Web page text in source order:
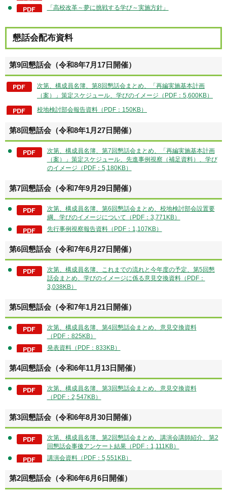
「高校改革～夢に挑戦する学び～実施方針」
懇話会配布資料
第9回懇話会（令和8年7月17日開催）
次第、構成員名簿、第8回懇話会まとめ、「再編実施基本計画
（案）」策定スケジュール、学びのイメージ（PDF：5,600KB）
校地検討部会報告資料（PDF：150KB）
第8回懇話会（令和8年1月27日開催）
次第、構成員名簿、第7回懇話会まとめ、「再編実施基本計画
（案）」策定スケジュール、先進事例視察（補足資料）、学び
のイメージ（PDF：5,180KB）
第7回懇話会（令和7年9月29日開催）
次第、構成員名簿、第6回懇話会まとめ、校地検討部会設置要
綱、学びのイメージについて（PDF：3,771KB）
先行事例視察報告資料（PDF：1,107KB）
第6回懇話会（令和7年6月27日開催）
次第、構成員名簿、これまでの流れと今年度の予定、第5回懇
話会まとめ、学びのイメージに係る意見交換資料（PDF：
3,038KB）
第5回懇話会（令和7年1月21日開催）
次第、構成員名簿、第4回懇話会まとめ、意見交換資料
（PDF：825KB）
発表資料（PDF：833KB）
第4回懇話会（令和6年11月13日開催）
次第、構成員名簿、第3回懇話会まとめ、意見交換資料
（PDF：2,547KB）
第3回懇話会（令和6年8月30日開催）
次第、構成員名簿、第2回懇話会まとめ、講演会講師紹介、第2
回懇話会事後アンケート結果（PDF：1,111KB）
講演会資料（PDF：5,551KB）
第2回懇話会（令和6年6月6日開催）